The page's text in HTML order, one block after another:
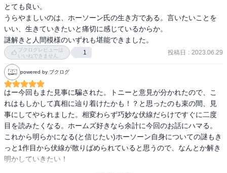
とても良い。
うらやましいのは、ホーソーン氏の生き方である。言いたいことを
いい、生きていきたいと痛切に感じているからか。
謎解きと人間模様のいずれも堪能できました。
ブクログレビューは
いいねできません
1 投稿日 : 2023.06.29
powered by ブクログ
はー今回もまた見事に騙された。トニーと意見が分かれたので、こ
れはもしかして真相に辿り着けたかも！？と思ったのも束の間、見
事にしてやられました。相変わらず巧妙な伏線だらけですぐに二度
目を読みたくなる。ホームズ好きなら余計に今回のお話にハマる。
これから明らかになる(と信じたい)ホーソーン自身についての謎もき
っと1作目から伏線が散りばめられていると思うので、なんとか解き
明かしていきたい！